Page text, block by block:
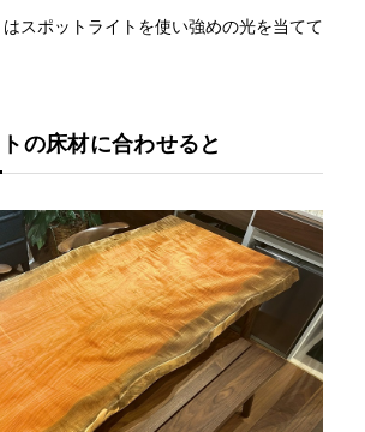
スポットライトを使い強めの光を当てて
の床材に合わせると